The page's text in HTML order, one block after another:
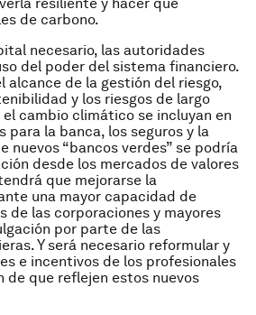
de carbono.
necesario, las autoridades
del poder del sistema financiero.
alcance de la gestión del riesgo,
y los riesgos de largo
cambio climático se incluyan en
para la banca, los seguros y la
nuevos “bancos verdes” se podría
desde los mercados de valores
que mejorarse la
una mayor capacidad de
de las corporaciones y mayores
por parte de las
Y será necesario reformular y
e incentivos de los profesionales
de que reflejen estos nuevos